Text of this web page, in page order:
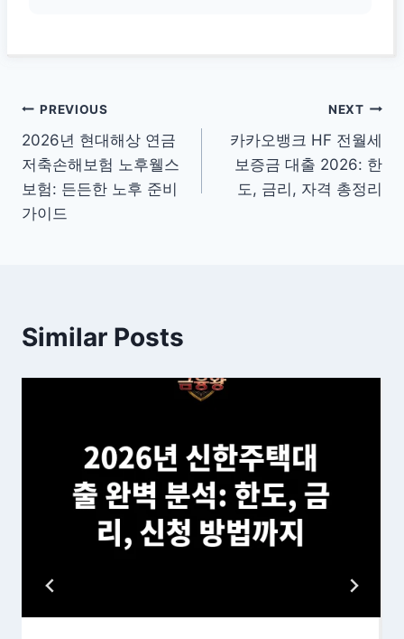
글
탐
색
PREVIOUS
2026년 현대해상 연금
저축손해보험 노후웰스
보험: 든든한 노후 준비
가이드
NEXT
카카오뱅크 HF 전월세
보증금 대출 2026: 한
도, 금리, 자격 총정리
Similar Posts